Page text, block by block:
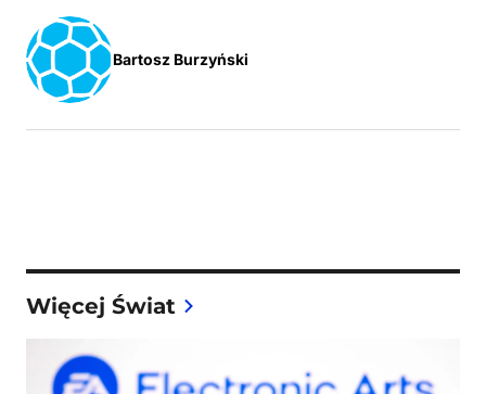
Bartosz Burzyński
Więcej Świat